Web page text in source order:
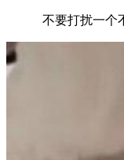
不要打扰一个